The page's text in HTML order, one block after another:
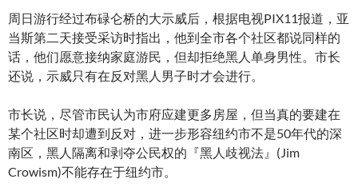
周日游行经过布碌仑桥的大示威后，根据电视PIX11报道，亚
当斯第二天接受采访时指出，他到全市各个社区都说同样的
话，他们愿意接纳家庭游民，但却拒绝黑人单身男性。市长
还说，示威只有在反对黑人男子时才会进行。
市长说，尽管市民认为市府应建更多房屋，但当真的要建在
某个社区时却遭到反对，进一步形容纽约市不是50年代的深
南区，黑人隔离和剥夺公民权的『黑人歧视法』(Jim
Crowism)不能存在于纽约市。